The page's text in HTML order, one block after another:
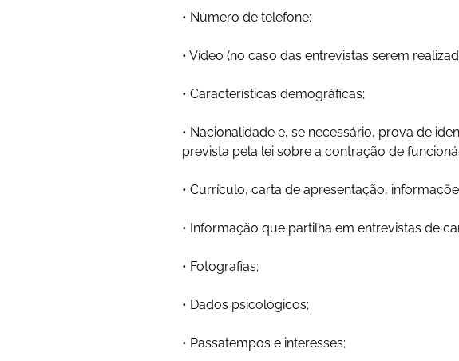
• Número de telefone;
• Vídeo (no caso das entrevistas serem
• Características demográficas;
• Nacionalidade e, se necessário, prova de
prevista pela lei sobre a contração de
• Currículo, carta de apresentação,
• Informação que partilha em entrevistas de
• Fotografias;
• Dados psicológicos;
• Passatempos e interesses;